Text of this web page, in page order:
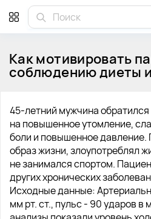
Как мотивировать
соблюдению диеты
45-летний мужчина
на повышенное утомление,
боли и повышенное давление.
образ жизни, злоупотреблял
не занимался спортом.
других хронических
Исходные данные:
мм рт. ст., пульс - 90 ударов в